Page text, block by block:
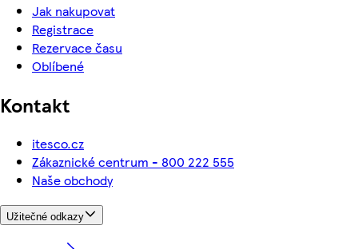
Jak nakupovat
Registrace
Rezervace času
Oblíbené
Kontakt
itesco.cz
Zákaznické centrum - 800 222 555
Naše obchody
Užitečné odkazy